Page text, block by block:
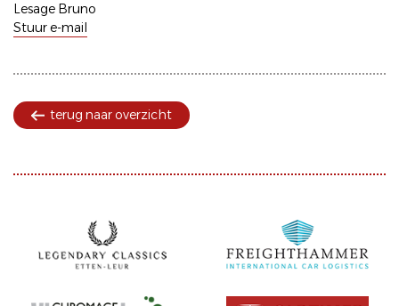
Lesage Bruno
Stuur e-mail
terug naar overzicht